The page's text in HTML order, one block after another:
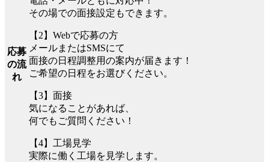
応募
の流
れ
その場での面接設定もできます。
【2】Webで応募の方
メールまたはSMSにて
面接の日程調整用の案内が届きます！
ご希望の日程をお選びください。
【3】面接
気になることがあれば、
何でもご質問ください！
【4】工場見学
実際に働く工場を見学します。